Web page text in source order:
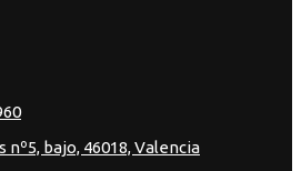
nº5, bajo, 46018, Valencia